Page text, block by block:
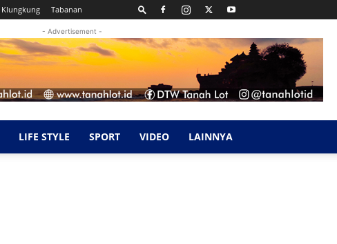
Klungkung Tabanan
- Advertisement -
LIFE STYLE SPORT VIDEO LAINNYA